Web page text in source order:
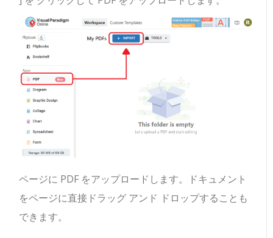
ページに PDF をアップロードします。ドキュメント
をページに直接ドラッグ アンド ドロップすることも
できます。